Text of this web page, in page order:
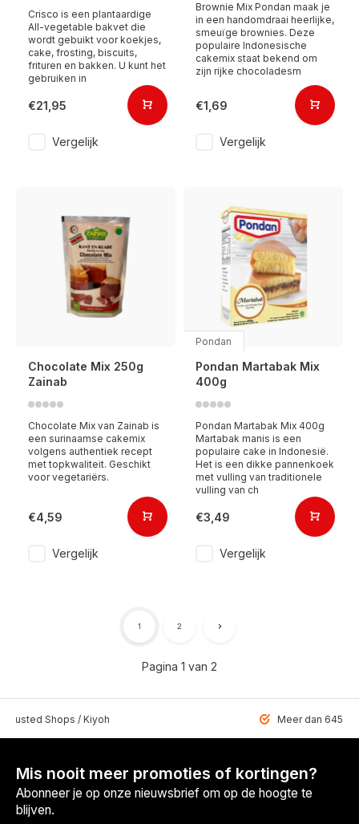
Crisco is een plantaardige
All-vegetable bakvet die
wordt gebuikt voor koekjes,
cake, frosting, biscuits,
frituren en bakken. U kunt het
gebruiken in
€21,95
Vergelijk
Brownie Mix Pondan maak je
in een handomdraai heerlijke,
smeuïge brownies. Deze
populaire Indonesische
cakemix staat bekend om
zijn rijke chocoladesm
€1,69
Vergelijk
Chocolate Mix 250g
Zainab
Chocolate Mix van Zainab is
een surinaamse cakemix
volgens authentiek recept
met topkwaliteit. Geschikt
voor vegetariërs.
€4,59
Vergelijk
Pondan
Pondan Martabak Mix
400g
Pondan Martabak Mix 400g
Martabak manis is een
populaire cake in Indonesië.
Het is een dikke pannenkoek
met vulling van traditionele
vulling van ch
€3,49
Vergelijk
Pagina 1 van 2
1 2
Shops / Kiyoh Meer dan 6459
Mis nooit meer promoties of kortingen?
Abonneer je op onze nieuwsbrief om op de hoogte te
blijven.